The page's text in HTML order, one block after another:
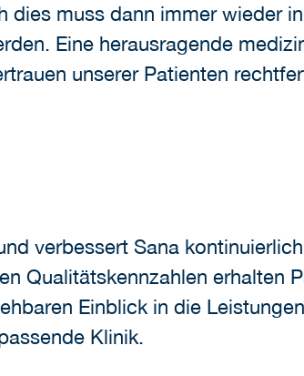
muss dann immer wieder
Eine herausragende
unserer Patienten
verbessert Sana
Qualitätskennzahlen erhalten
Einblick in die
Klinik.